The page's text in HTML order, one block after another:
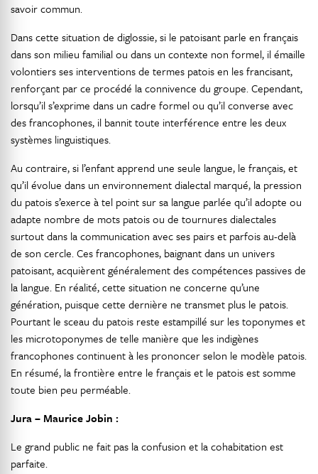
savoir commun.
Dans cette situation de diglossie, si le patoisant parle en français
dans son milieu familial ou dans un contexte non formel, il émaille
volontiers ses interventions de termes patois en les francisant,
renforçant par ce procédé la connivence du groupe. Cependant,
lorsqu’il s’exprime dans un cadre formel ou qu’il converse avec
des francophones, il bannit toute interférence entre les deux
systèmes linguistiques.
Au contraire, si l’enfant apprend une seule langue, le français, et
qu’il évolue dans un environnement dialectal marqué, la pression
du patois s’exerce à tel point sur sa langue parlée qu’il adopte ou
adapte nombre de mots patois ou de tournures dialectales
surtout dans la communication avec ses pairs et parfois au-delà
de son cercle. Ces francophones, baignant dans un univers
patoisant, acquièrent généralement des compétences passives de
la langue. En réalité, cette situation ne concerne qu’une
génération, puisque cette dernière ne transmet plus le patois.
Pourtant le sceau du patois reste estampillé sur les toponymes et
les microtoponymes de telle manière que les indigènes
francophones continuent à les prononcer selon le modèle patois.
En résumé, la frontière entre le français et le patois est somme
toute bien peu perméable.
Jura – Maurice Jobin :
Le grand public ne fait pas la confusion et la cohabitation est
parfaite.